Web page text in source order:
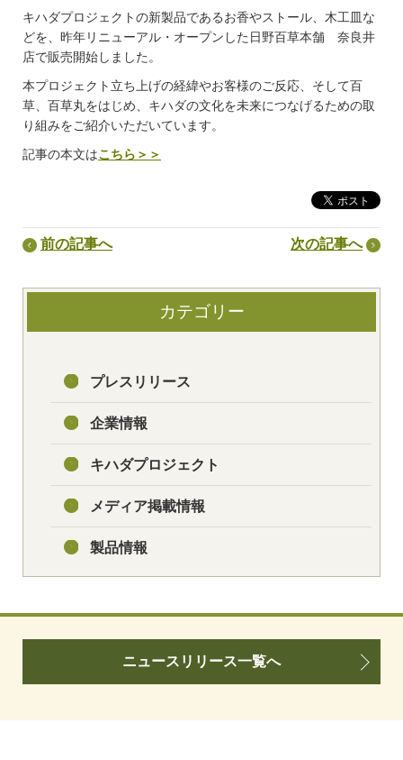
キハダプロジェクトの新製品であるお香やストール、木工皿な
どを、昨年リニューアル・オープンした日野百草本舗 奈良井
店で販売開始しました。
本プロジェクト立ち上げの経緯やお客様のご反応、そして百
草、百草丸をはじめ、キハダの文化を未来につなげるための取
り組みをご紹介いただいています。
記事の本文はこちら＞＞
前の記事へ 次の記事へ
カテゴリー
プレスリリース
企業情報
キハダプロジェクト
メディア掲載情報
製品情報
ニュースリリース一覧へ